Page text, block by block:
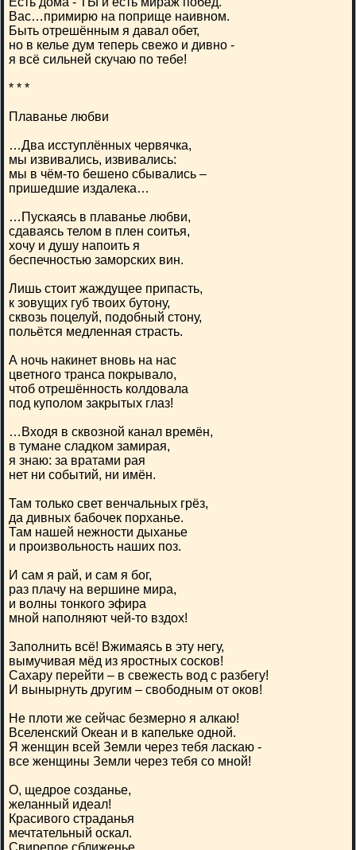
Вас…примирю на поприще наивном.
Быть отрешённым я давал обет,
но в келье дум теперь свежо и дивно -
я всё сильней скучаю по тебе!
* * *
Плаванье любви
…Два исступлённых червячка,
мы извивались, извивались:
мы в чём-то бешено сбывались –
пришедшие издалека…
…Пускаясь в плаванье любви,
сдаваясь телом в плен соитья,
хочу и душу напоить я
беспечностью заморских вин.
Лишь стоит жаждущее припасть,
к зовущих губ твоих бутону,
сквозь поцелуй, подобный стону,
польётся медленная страсть.
А ночь накинет вновь на нас
цветного транса покрывало,
чтоб отрешённость колдовала
под куполом закрытых глаз!
…Входя в сквозной канал времён,
в тумане сладком замирая,
я знаю: за вратами рая
нет ни событий, ни имён.
Там только свет венчальных грёз,
да дивных бабочек порханье.
Там нашей нежности дыханье
и произвольность наших поз.
И сам я рай, и сам я бог,
раз плачу на вершине мира,
и волны тонкого эфира
мной наполняют чей-то вздох!
Заполнить всё! Вжимаясь в эту негу,
вымучивая мёд из яростных сосков!
Сахару перейти – в свежесть вод с разбегу!
И вынырнуть другим – свободным от оков!
Не плоти же сейчас безмерно я алкаю!
Вселенский Океан и в капельке одной.
Я женщин всей Земли через тебя ласкаю -
все женщины Земли через тебя со мной!
О, щедрое созданье,
желанный идеал!
Красивого страданья
мечтательный оскал.
Свирепое сближенье